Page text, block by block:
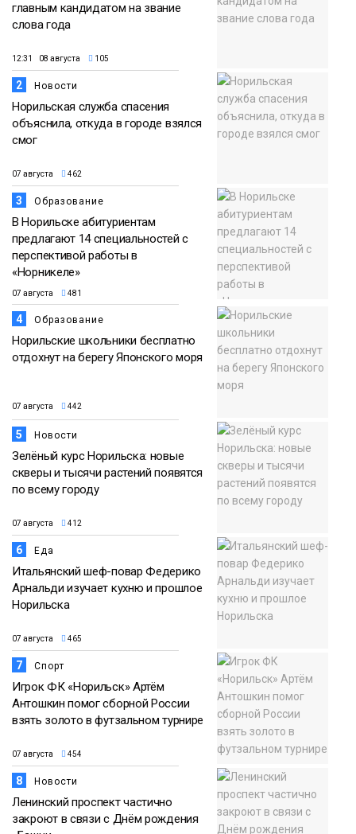
главным кандидатом на звание
слова года
12:31 08 августа 105
2 Новости
Норильская служба спасения
объяснила, откуда в городе взялся
смог
07 августа 462
3 Образование
В Норильске абитуриентам
предлагают 14 специальностей с
перспективой работы в
«Норникеле»
07 августа 481
4 Образование
Норильские школьники бесплатно
отдохнут на берегу Японского моря
07 августа 442
5 Новости
Зелёный курс Норильска: новые
скверы и тысячи растений появятся
по всему городу
07 августа 412
6 Еда
Итальянский шеф-повар Федерико
Арнальди изучает кухню и прошлое
Норильска
07 августа 465
7 Спорт
Игрок ФК «Норильск» Артём
Антошкин помог сборной России
взять золото в футзальном турнире
07 августа 454
8 Новости
Ленинский проспект частично
закроют в связи с Днём рождения